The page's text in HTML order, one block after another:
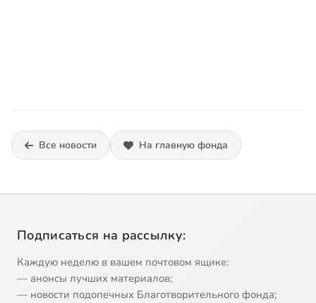
Все новости На главную фонда
Подписаться на рассылку:
Каждую неделю в вашем почтовом ящике:
— анонсы лучших материалов;
— новости подопечных Благотворительного фонда;